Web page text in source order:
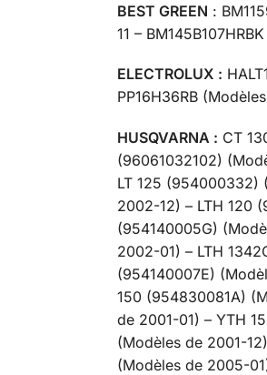
BEST GREEN :
11 –
ELECTROLUX :
PP16H36RB
HUSQVARNA : CT
(96061032102)
LT 125 (954000332)
2002-12) – LTH 120
(954140005G)
2002-01) – LTH
(954140007E)
150 (954830081A)
de 2001-01) – YTH
(Modèles de 2001-
(Modèles de 2005-